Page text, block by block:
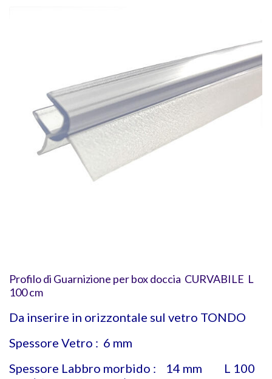
Profilo di Guarnizione per box doccia CURVABILE L
100 cm
Da inserire in orizzontale sul vetro TONDO
Spessore Vetro : 6 mm
Spessore Labbro morbido : 14 mm L 100